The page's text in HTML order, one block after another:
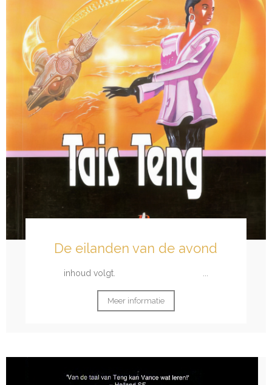
De eilanden van de avond
inhoud volgt. ...
Meer informatie